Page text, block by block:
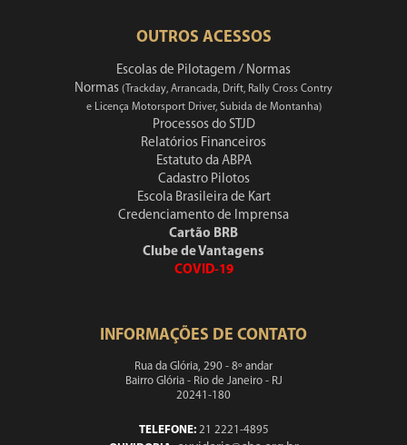
OUTROS ACESSOS
Escolas de Pilotagem / Normas
Normas (Trackday, Arrancada, Drift, Rally Cross Contry
e Licença Motorsport Driver, Subida de Montanha)
Processos do STJD
Relatórios Financeiros
Estatuto da ABPA
Cadastro Pilotos
Escola Brasileira de Kart
Credenciamento de Imprensa
Cartão BRB
Clube de Vantagens
COVID-19
INFORMAÇÕES DE CONTATO
Rua da Glória, 290 - 8º andar
Bairro Glória - Rio de Janeiro - RJ
20241-180
TELEFONE:21 2221-4895